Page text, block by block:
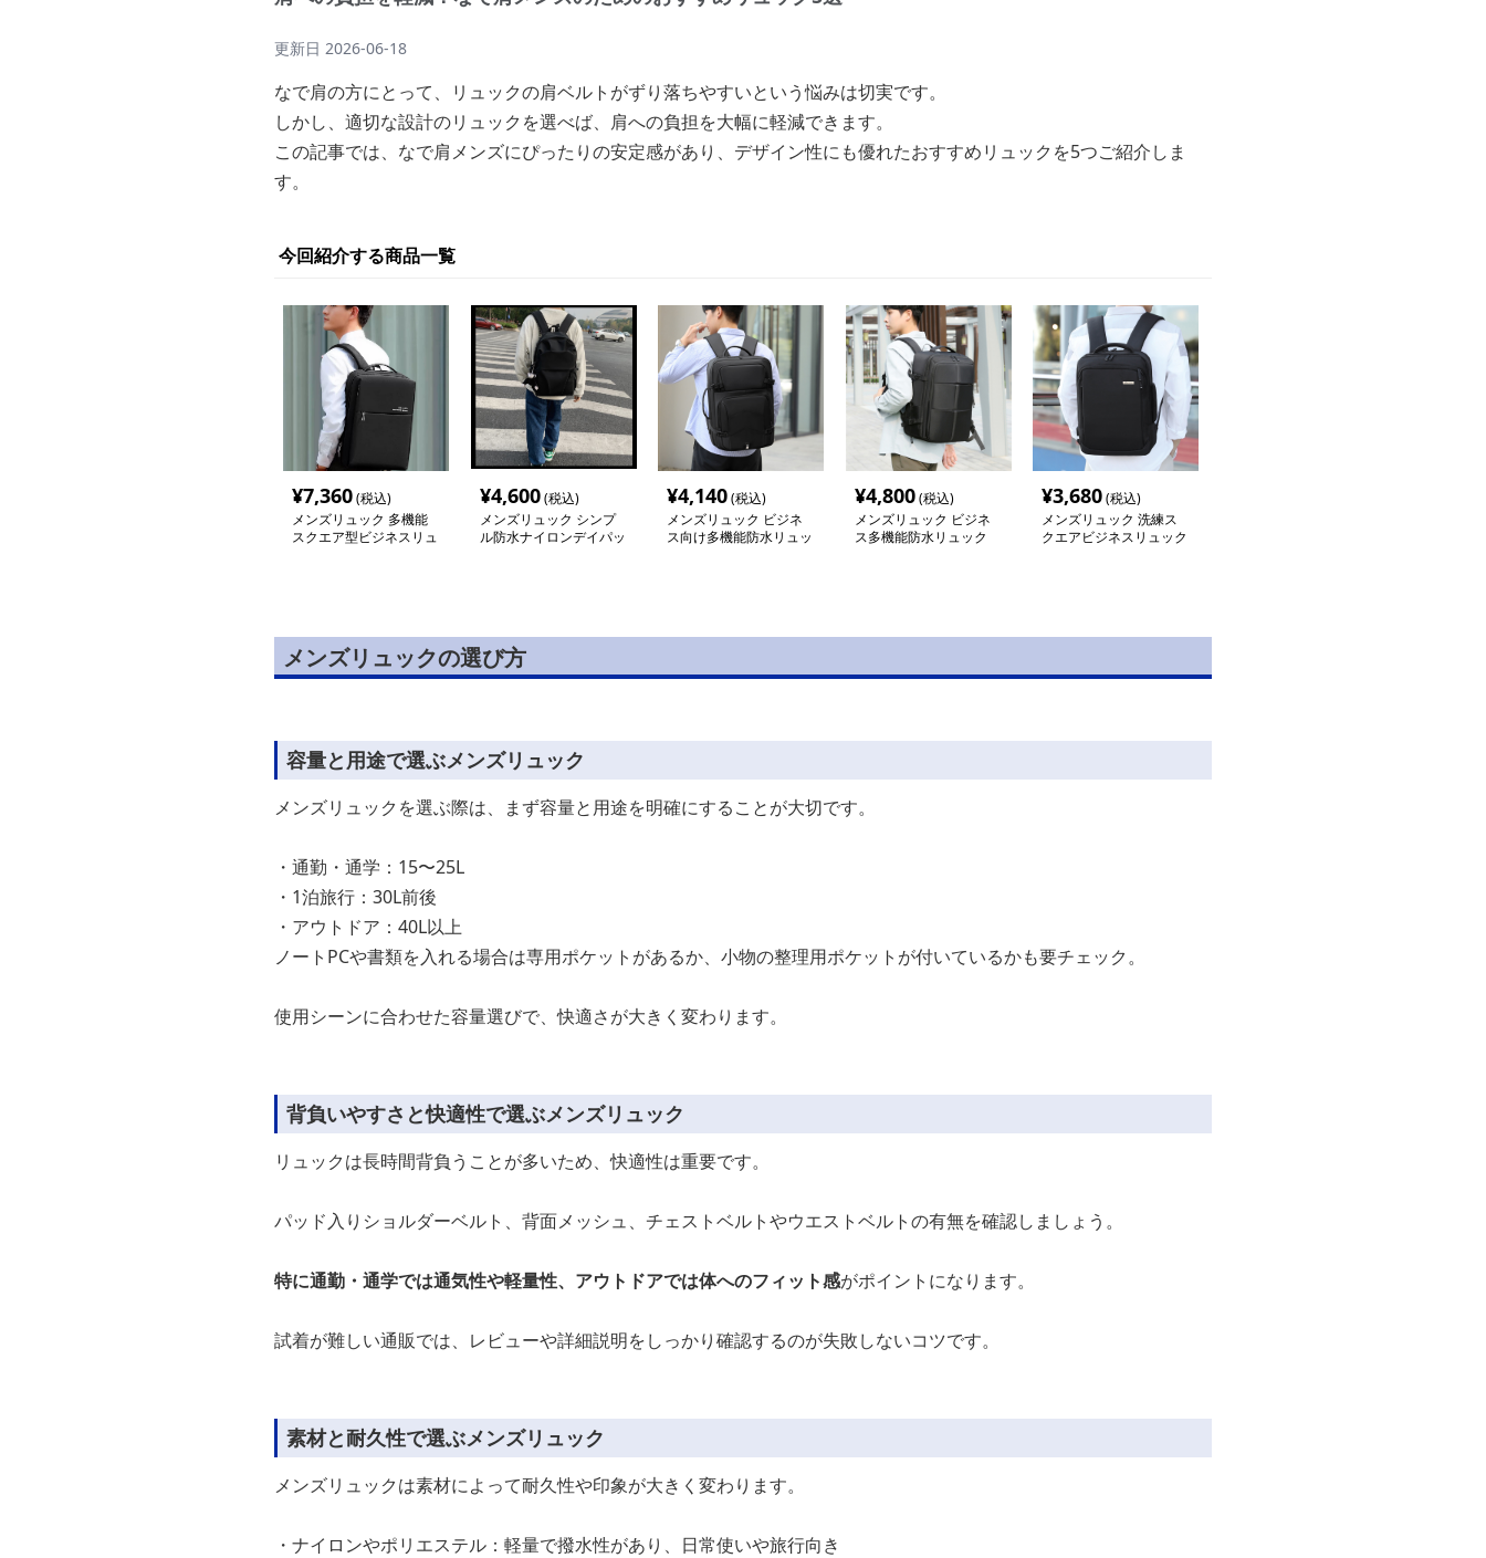
更新日 2026-06-18
なで肩の方にとって、リュックの肩ベルトがずり落ちやすいという悩みは切実です。
しかし、適切な設計のリュックを選べば、肩への負担を大幅に軽減できます。
この記事では、なで肩メンズにぴったりの安定感があり、デザイン性にも優れたおすすめリュックを5つご紹介しま
す。
今回紹介する商品一覧
¥7,360(税込)
メンズリュック 多機能
スクエア型ビジネスリュ
¥4,600(税込)
メンズリュック シンプ
ル防水ナイロンデイパッ
¥4,140(税込)
メンズリュック ビジネ
ス向け多機能防水リュッ
¥4,800(税込)
メンズリュック ビジネ
ス多機能防水リュック
¥3,680(税込)
メンズリュック 洗練ス
クエアビジネスリュック
メンズリュックの選び方
容量と用途で選ぶメンズリュック
メンズリュックを選ぶ際は、まず容量と用途を明確にすることが大切です。
・通勤・通学：15〜25L
・1泊旅行：30L前後
・アウトドア：40L以上
ノートPCや書類を入れる場合は専用ポケットがあるか、小物の整理用ポケットが付いているかも要チェック。
使用シーンに合わせた容量選びで、快適さが大きく変わります。
背負いやすさと快適性で選ぶメンズリュック
リュックは長時間背負うことが多いため、快適性は重要です。
パッド入りショルダーベルト、背面メッシュ、チェストベルトやウエストベルトの有無を確認しましょう。
特に通勤・通学では通気性や軽量性、アウトドアでは体へのフィット感がポイントになります。
試着が難しい通販では、レビューや詳細説明をしっかり確認するのが失敗しないコツです。
素材と耐久性で選ぶメンズリュック
メンズリュックは素材によって耐久性や印象が大きく変わります。
・ナイロンやポリエステル：軽量で撥水性があり、日常使いや旅行向き